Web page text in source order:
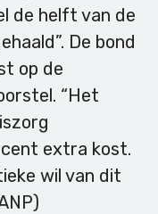
de helft van de
De bond
op de
“Het
extra kost.
wil van dit